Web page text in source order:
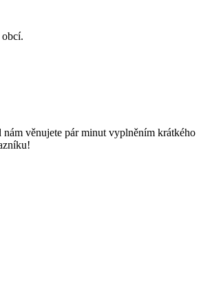
věnujete pár minut vyplněním krátkého